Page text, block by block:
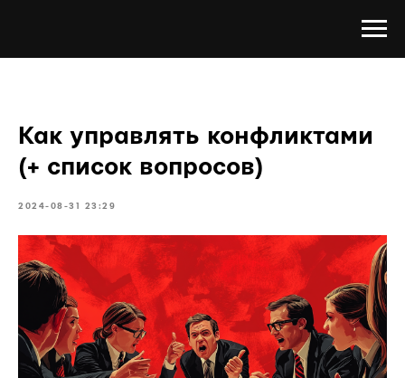
Как управлять конфликтами
(+ список вопросов)
2024-08-31 23:29